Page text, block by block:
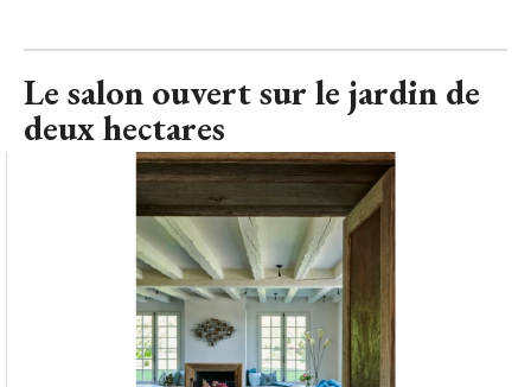
Le salon ouvert sur le jardin de
deux hectares